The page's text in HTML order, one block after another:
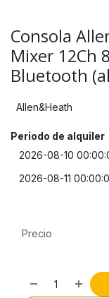
Consola
Mixer 12Ch
Bluetooth
Allen&Heath
Periodo de alquiler
Precio